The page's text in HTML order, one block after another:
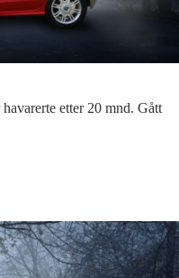
etter 20 mnd. Gått